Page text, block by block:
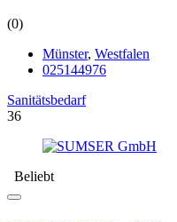
(0)
Münster, Westfalen
025144976
Sanitätsbedarf
36
Beliebt